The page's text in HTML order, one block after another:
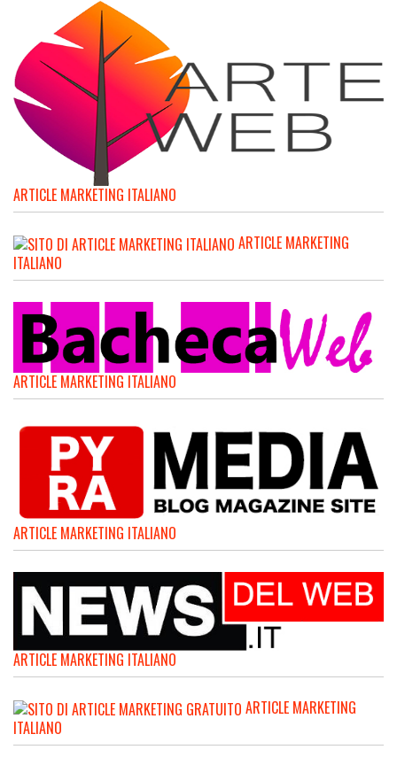
ARTICLE MARKETING ITALIANO
ARTICLE MARKETING
ITALIANO
ARTICLE MARKETING ITALIANO
ARTICLE MARKETING ITALIANO
ARTICLE MARKETING ITALIANO
ARTICLE MARKETING
ITALIANO